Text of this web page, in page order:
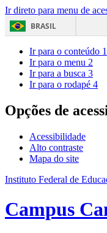
Ir direto para menu de
BRASIL
Ir para o conteúdo 1
Ir para o menu 2
Ir para a busca 3
Ir para o rodapé 4
Opções de
Acessibilidade
Alto contraste
Mapa do site
Instituto Federal de
Campus